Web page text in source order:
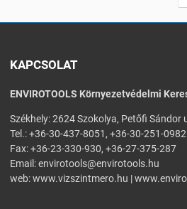
KAPCSOLAT
ENVIROTOOLS Környezetvédelmi
Székhely: 2624 Szokolya, Petőfi Sándor
Tel.: +36-30-437-8051, +36-30-251-0982
Fax: +36-23-330-930, +36-27-375-287
Email:envirotools@envirotools.hu
web:www.vizszintmero.hu |